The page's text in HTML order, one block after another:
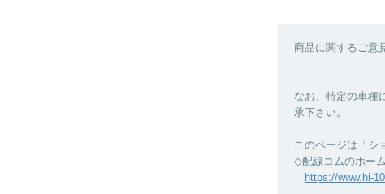
商品に関するご意
なお、特定の車種
承下さい。
このページは「シ
◇配線コムのホー
https://www.hi-